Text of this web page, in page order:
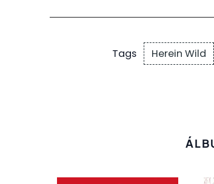
Tags Herein Wild